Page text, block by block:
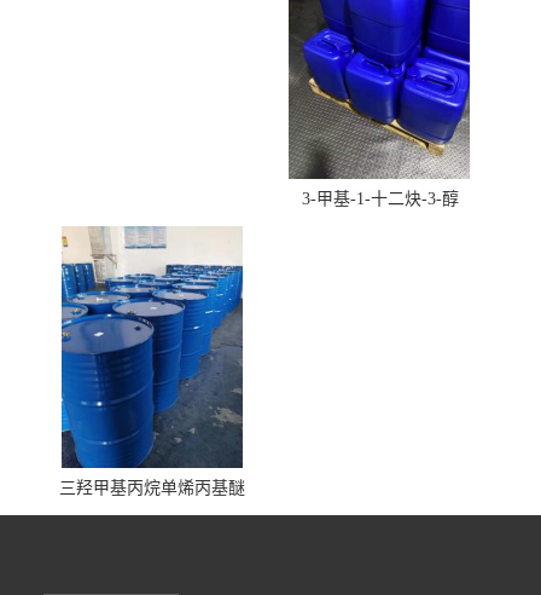
3-甲基-1-十二炔-3-醇
三羟甲基丙烷单烯丙基醚